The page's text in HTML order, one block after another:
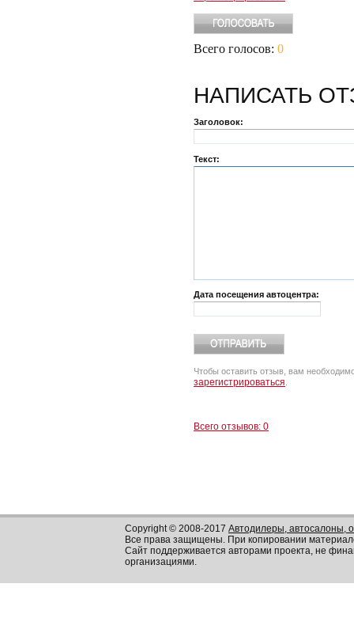
Всего голосов: 0
НАПИСАТЬ
Заголовок:
Текст:
Дата посещения автоцентра:
Чтобы оставить отзыв, вам
зарегистрироваться
Всего отзывов: 0
Copyright © 2008-2017 Автодилеры, автосалоны,
Все права защищены. При копировании
Сайт поддерживается авторами проекта, не
организациями.